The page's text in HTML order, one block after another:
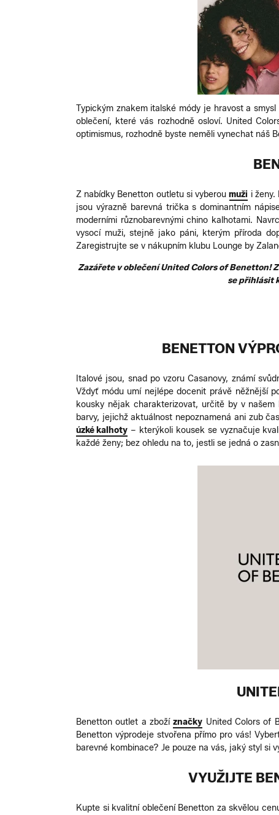
Typickým znakem italské módy je hravost a
oblečení, které vás rozhodně osloví. United
optimismus, rozhodně byste neměli vynechat náš
Z nabídky Benetton outletu si vyberoumuži i
jsou výrazně barevná trička s dominantním
moderními různobarevnými chino kalhotami.
vysocí muži, stejně jako páni, kterým příroda
Zaregistrujte se v nákupním klubu Lounge by
Zazářete v oblečení United Colors of Benetton!
se přihlásit
BENETTON
Italové jsou, snad po vzoru Casanovy, známí
Vždyť módu umí nejlépe docenit právě něžnější
kousky nějak charakterizovat, určitě by v
barvy, jejichž aktuálnost nepoznamená ani zub
úzké kalhoty – kterýkoli kousek se vyznačuje
každé ženy; bez ohledu na to, jestli se jedná o
Benetton outlet a zbožíznačky United Colors of
Benetton výprodeje stvořena přímo pro vás!
barevné kombinace? Je pouze na vás, jaký styl si
VYUŽIJTE
Kupte si kvalitní oblečení Benetton za skvělou